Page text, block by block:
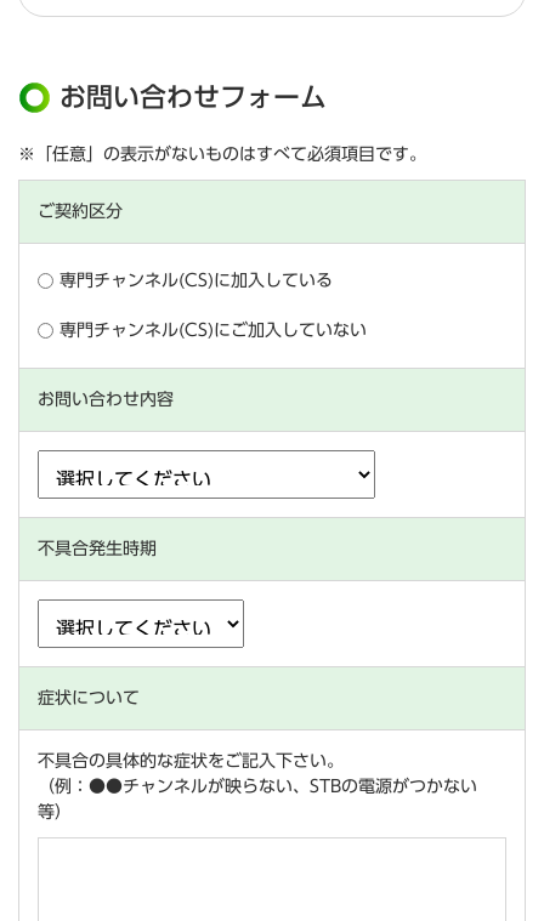
お問い合わせフォーム
※「任意」の表示がないものはすべて必須項目です。
ご契約区分
専門チャンネル(CS)に加入している
専門チャンネル(CS)にご加入していない
お問い合わせ内容
不具合発生時期
症状について
不具合の具体的な症状をご記入下さい。
（例：●●チャンネルが映らない、STBの電源がつかない
等）